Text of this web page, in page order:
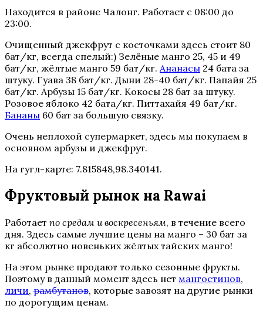
Находится в районе Чалонг. Работает с 08:00 до
23:00.
Очищенный джекфрут с косточками здесь стоит 80
бат/кг, всегда спелый:) Зелёные манго 25, 45 и 49
бат/кг, жёлтые манго 59 бат/кг. Ананасы 24 бата за
штуку. Гуава 38 бат/кг. Дыни 28-40 бат/кг. Папайя 25
бат/кг. Арбузы 15 бат/кг. Кокосы 28 бат за штуку.
Розовое яблоко 42 бата/кг. Питтахайя 49 бат/кг.
Бананы 60 бат за большую связку.
Очень неплохой супермаркет, здесь мы покупаем в
основном арбузы и джекфрут.
На гугл-карте: 7.815848,98.340141.
Фруктовый рынок на Rawai
Работает по средам и воскресеньям, в течение всего
дня. Здесь самые лучшие цены на манго – 30 бат за
кг абсолютно новеньких жёлтых тайских манго!
На этом рынке продают только сезонные фрукты.
Поэтому в данный момент здесь нет мангостинов,
личи, рамбутанов, которые завозят на другие рынки
по дорогущим ценам.